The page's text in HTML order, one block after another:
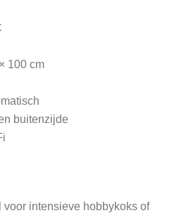
100 cm
buitenzijde
intensieve hobbykoks of